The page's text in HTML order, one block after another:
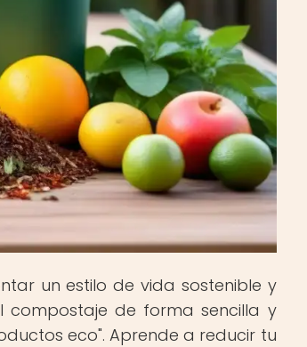
un estilo de vida sostenible y
compostaje de forma sencilla y
eco". Aprende a reducir tu